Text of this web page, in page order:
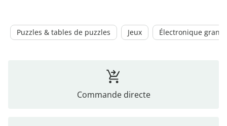
Puzzles & tables de puzzles Jeux Électronique
Commande directe